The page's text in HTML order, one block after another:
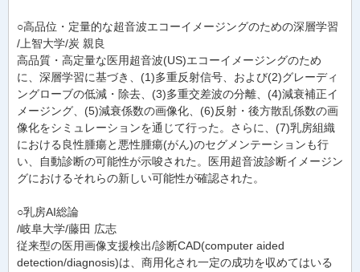
○高品位・定量的な超音波エコーイメージングのための深層学習
/上智大学/炭 親良
高品質・高定量な医用超音波(US)エコーイメージングのため
に、深層学習に基づき、(1)多重反射信号、および(2)グレーディ
ングローブの低減・除去、(3)多重交差波の分離、(4)減衰補正イ
メージング、(5)減衰係数の画像化、(6)反射・後方散乱係数の画
像化をシミュレーションを通じて行った。さらに、(7)乳房組織
における良性腫瘍と悪性腫瘍(がん)のセグメンテーションも行
い、自動診断の可能性が示唆された。医用超音波診断イメージン
グにおけるそれらの新しい可能性が確認された。
○乳房AI総論
/岐阜大学/藤田 広志
従来型の医用画像支援検出/診断CAD(computer aided
detection/diagnosis)は、商用化され一定の成功を収めてはいる